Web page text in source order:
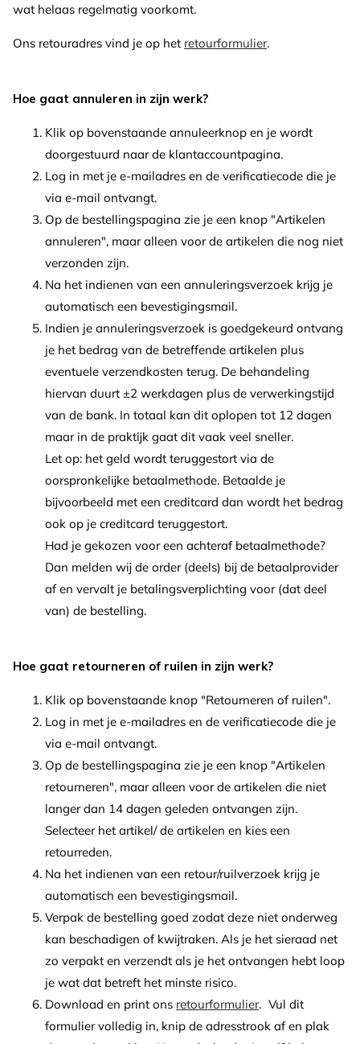
wat helaas regelmatig voorkomt.
Ons retouradres vind je op het retourformulier.
Hoe gaat annuleren in zijn werk?
Klik op bovenstaande annuleerknop en je wordt
doorgestuurd naar de klantaccountpagina.
Log in met je e-mailadres en de verificatiecode die je
via e-mail ontvangt.
Op de bestellingspagina zie je een knop "Artikelen
annuleren", maar alleen voor de artikelen die nog niet
verzonden zijn.
Na het indienen van een annuleringsverzoek krijg je
automatisch een bevestigingsmail.
Indien je annuleringsverzoek is goedgekeurd ontvang
je het bedrag van de betreffende artikelen plus
eventuele verzendkosten terug. De behandeling
hiervan duurt ±2 werkdagen plus de verwerkingstijd
van de bank. In totaal kan dit oplopen tot 12 dagen
maar in de praktijk gaat dit vaak veel sneller.
Let op: het geld wordt teruggestort via de
oorspronkelijke betaalmethode. Betaalde je
bijvoorbeeld met een creditcard dan wordt het bedrag
ook op je creditcard teruggestort.
Had je gekozen voor een achteraf betaalmethode?
Dan melden wij de order (deels) bij de betaalprovider
af en vervalt je betalingsverplichting voor (dat deel
van) de bestelling.
Hoe gaat retourneren of ruilen in zijn werk?
Klik op bovenstaande knop "Retourneren of ruilen".
Log in met je e-mailadres en de verificatiecode die je
via e-mail ontvangt.
Op de bestellingspagina zie je een knop "Artikelen
retourneren", maar alleen voor de artikelen die niet
langer dan 14 dagen geleden ontvangen zijn.
Selecteer het artikel/ de artikelen en kies een
retourreden.
Na het indienen van een retour/ruilverzoek krijg je
automatisch een bevestigingsmail.
Verpak de bestelling goed zodat deze niet onderweg
kan beschadigen of kwijtraken. Als je het sieraad net
zo verpakt en verzendt als je het ontvangen hebt loop
je wat dat betreft het minste risico.
Download en print ons retourformulier. Vul dit
formulier volledig in, knip de adresstrook af en plak